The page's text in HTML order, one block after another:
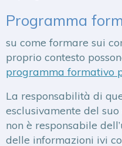
Programma
su come formare sui
proprio contesto
programma formativo
La responsabilità di
esclusivamente del suo
non è responsabile
delle informazioni ivi